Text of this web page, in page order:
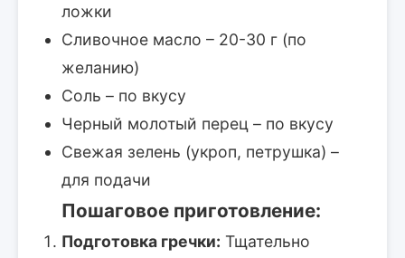
ложки
Сливочное масло – 20-30 г (по
желанию)
Соль – по вкусу
Черный молотый перец – по вкусу
Свежая зелень (укроп, петрушка) –
для подачи
Пошаговое приготовление:
Подготовка гречки: Тщательно